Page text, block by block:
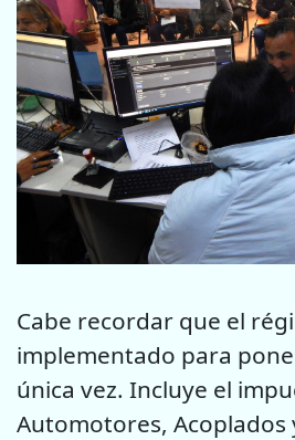
Cabe recordar que el
implementado para
única vez. Incluye el
Automotores, Acoplados